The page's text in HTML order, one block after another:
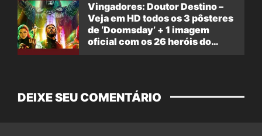
Vingadores: Doutor Destino –
Veja em HD todos os 3 pôsteres
de ‘Doomsday’ + 1 imagem
oficial com os 26 heróis do
DEIXE SEU COMENTÁRIO